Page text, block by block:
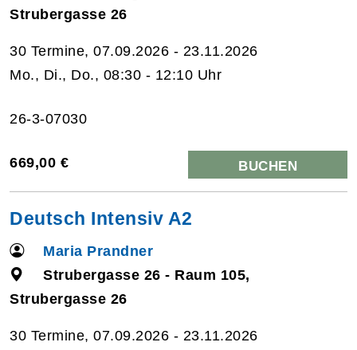
Strubergasse 26
30 Termine, 07.09.2026 - 23.11.2026
Mo., Di., Do., 08:30 - 12:10 Uhr
26-3-07030
669,00 € BUCHEN
Deutsch Intensiv A2
Maria Prandner
Strubergasse 26 - Raum 105,
Strubergasse 26
30 Termine, 07.09.2026 - 23.11.2026